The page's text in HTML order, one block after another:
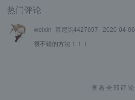
热门评论
weixin_慕尼黑4427697 2020-04-06
很不错的方法！！！
查看全部评论